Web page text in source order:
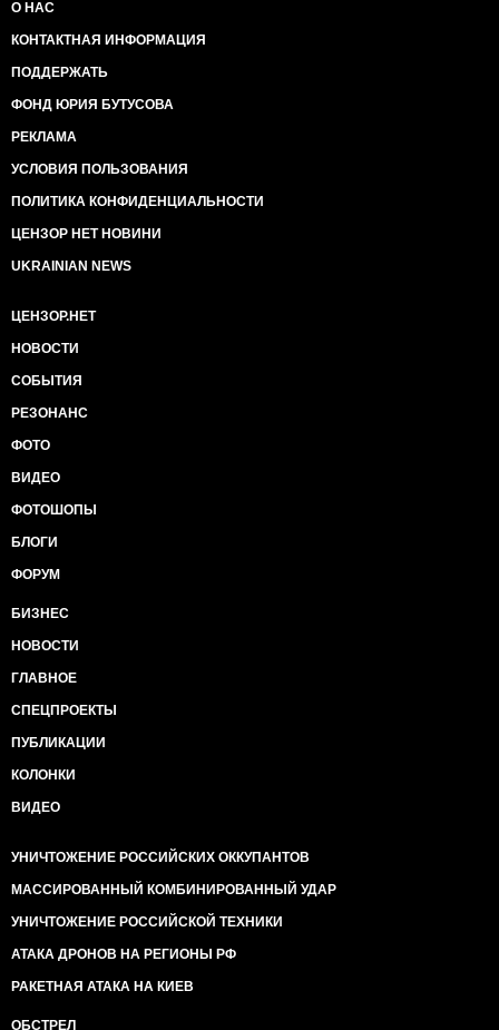
О НАС
КОНТАКТНАЯ ИНФОРМАЦИЯ
ПОДДЕРЖАТЬ
ФОНД ЮРИЯ БУТУСОВА
РЕКЛАМА
УСЛОВИЯ ПОЛЬЗОВАНИЯ
ПОЛИТИКА КОНФИДЕНЦИАЛЬНОСТИ
ЦЕНЗОР НЕТ НОВИНИ
UKRAINIAN NEWS
ЦЕНЗОР.НЕТ
НОВОСТИ
СОБЫТИЯ
РЕЗОНАНС
ФОТО
ВИДЕО
ФОТОШОПЫ
БЛОГИ
ФОРУМ
БИЗНЕС
НОВОСТИ
ГЛАВНОЕ
СПЕЦПРОЕКТЫ
ПУБЛИКАЦИИ
КОЛОНКИ
ВИДЕО
УНИЧТОЖЕНИЕ РОССИЙСКИХ ОККУПАНТОВ
МАССИРОВАННЫЙ КОМБИНИРОВАННЫЙ УДАР
УНИЧТОЖЕНИЕ РОССИЙСКОЙ ТЕХНИКИ
АТАКА ДРОНОВ НА РЕГИОНЫ РФ
РАКЕТНАЯ АТАКА НА КИЕВ
ОБСТРЕЛ